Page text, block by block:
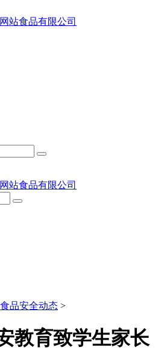
食品安全动态 >
教育致学生家长